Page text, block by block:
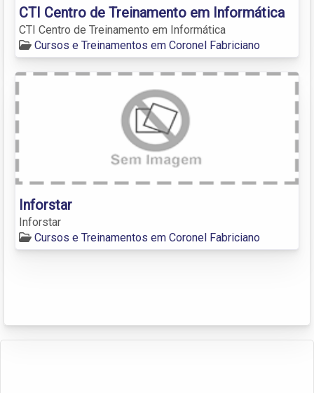
CTI Centro de Treinamento em Informática
CTI Centro de Treinamento em Informática
Cursos e Treinamentos em Coronel Fabriciano
Inforstar
Inforstar
Cursos e Treinamentos em Coronel Fabriciano